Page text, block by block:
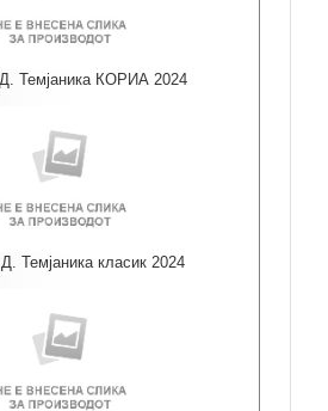
Темјаника КОРИА 2024
Темјаника класик 2024